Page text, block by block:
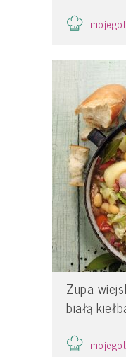
Zupa
białą